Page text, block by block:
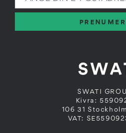
SWATI
Kivra:
106 31
VAT: